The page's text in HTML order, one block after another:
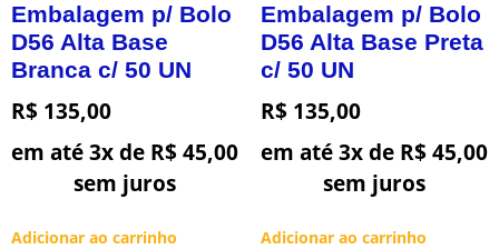
Embalagem p/ Bolo
D56 Alta Base
Branca c/ 50 UN
R$ 135,00
em até 3x de R$45,00
sem juros
Adicionar ao carrinho
Embalagem p/ Bolo
D56 Alta Base Preta
c/ 50 UN
R$ 135,00
em até 3x de R$45,00
sem juros
Adicionar ao carrinho